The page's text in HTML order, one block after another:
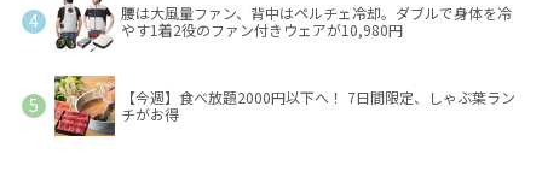
腰は大風量ファン、背中はペルチェ冷却。ダブルで身体を冷
やす1着2役のファン付きウェアが10,980円
【今週】食べ放題2000円以下へ！ 7日間限定、しゃぶ葉ラン
チがお得